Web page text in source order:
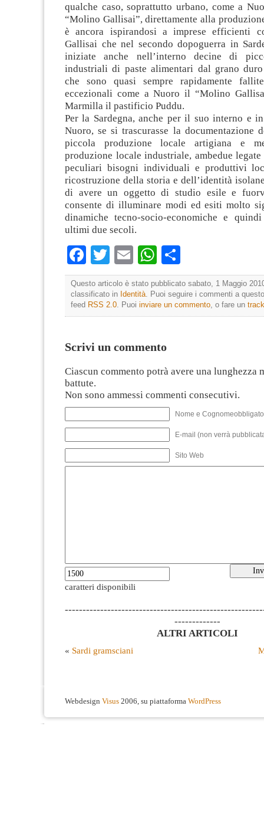
qualche caso, soprattutto urbano, come a
“Molino Gallisai”, direttamente alla
è ancora ispirandosi a imprese efficienti
Gallisai che nel secondo dopoguerra in
iniziate anche nell’interno decine di
industriali di paste alimentari dal grano duro
che sono quasi sempre rapidamente
eccezionali come a Nuoro il “Molino
Marmilla il pastificio Puddu.
Per la Sardegna, anche per il suo interno e
Nuoro, se si trascurasse la documentazione
piccola produzione locale artigiana e
produzione locale industriale, ambedue
peculiari bisogni individuali e produttivi
ricostruzione della storia e dell’identità
di avere un oggetto di studio esile e
consente di illuminare modi ed esiti molto
dinamiche tecno-socio-economiche e
ultimi due secoli.
Facebook
TwitterEmailWhatsApp
Questo articolo è stato pubblicato sabato, 1 Maggio
classificato in Identità. Puoi seguire i commenti a
feed RSS 2.0. Puoi inviare un commento, o fare un
Scrivi un commento
Ciascun commento potrà avere una lunghezza
battute.
Non sono ammessi commenti consecutivi.
Nome e
E-mail (non verrà
Sito Web
caratteri disponibili
-------------
ALTRI ARTICOLI
« Sardi gramsciani
Webdesign Visus 2006, su piattaforma WordPress